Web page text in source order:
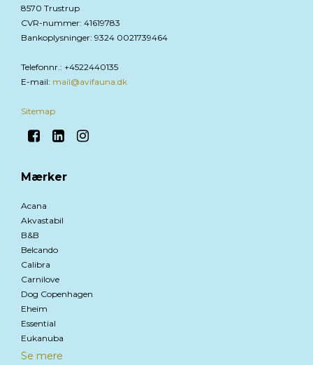
8570 Trustrup
CVR-nummer: 41619783
Bankoplysninger: 9324 0021739464
Telefonnr.: +4522440135
E-mail: mail@avifauna.dk
Sitemap
Mærker
Acana
Akvastabil
B&B
Belcando
Calibra
Carnilove
Dog Copenhagen
Eheim
Essential
Eukanuba
Se mere